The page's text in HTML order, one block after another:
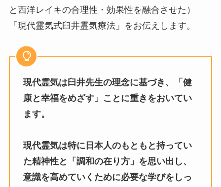
と西洋レイキの合理性・効果性を融合させた）
「現代霊気式臼井霊気療法」をお伝えします。
現代霊気は臼井先生の理念に基づき、「健
康と幸福をめざす」ことに重きをおいてい
ます。
現代霊気は特に日本人のもともと持ってい
た精神性と「調和の在り方」を思い出し、
意識を高めていくために必要な学びをしっ